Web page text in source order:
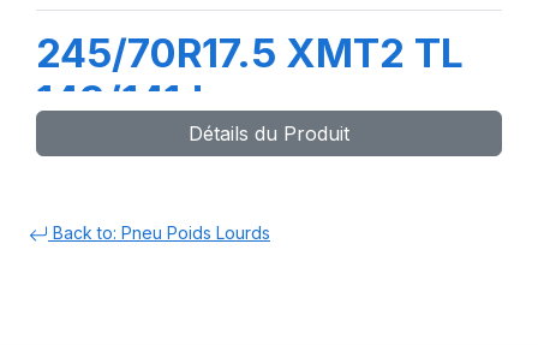
245/70R17.5 XMT2 TL
143/141J
Détails du Produit
Back to: Pneu Poids Lourds